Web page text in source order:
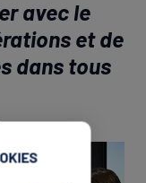
avec le
et de
dans tous